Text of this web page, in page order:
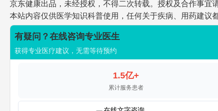
京东健康出品，未经授权，不得二次转载。授权及合作事宜
本站内容仅供医学知识科普使用，任何关于疾病、用药建议
有疑问？在线咨询专业医生
获得专业医疗建议，无需等待预约
1.5亿+
累计服务患者